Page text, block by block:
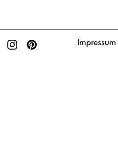
Impressum